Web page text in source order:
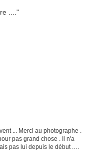
... Merci au photographe .
pas grand chose . Il n'a
pas lui depuis le début .